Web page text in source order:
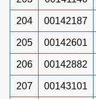
204 00142187
205 00142601
206 00142882
207 00143101